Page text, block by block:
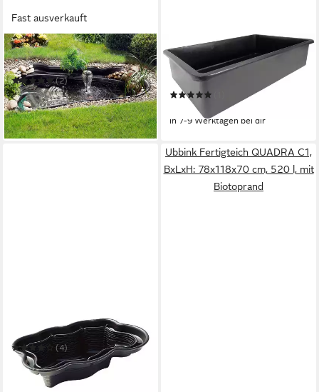
Fast ausverkauft
UBBINK
Fertigteich Ocean II
(2)
879,41 € UVP1.249,00 €
-30%
in 2-3 Werktagen bei dir
UBBINK
Fertigteich Victoria QUADRO
6
269,49 €
in 7-9 Werktagen bei dir
Fertigteich Iris SIII
(4)
ab 227,13 € UVP322,95 €
Ubbink Fertigteich QUADRA C1,
BxLxH: 78x118x70 cm, 520 l, mit
Biotoprand